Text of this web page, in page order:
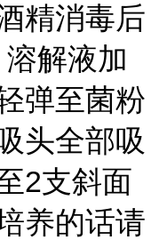
精消毒后
解液加
弹至菌粉
头全部吸
2支斜面
养的话请